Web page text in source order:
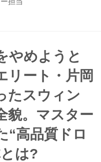
誉ある「チャンピオ
られているが、実は
してグラスに注がれ
まで、彼ならではの
きの裏話が隠されて
・ナショナルという
演出する、究極のデ
解こう。
やめようと
リート・片岡
たスウィン
貌。マスター
“高品質ドロ
は?